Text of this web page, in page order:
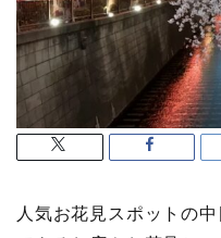
人気お花見スポットの